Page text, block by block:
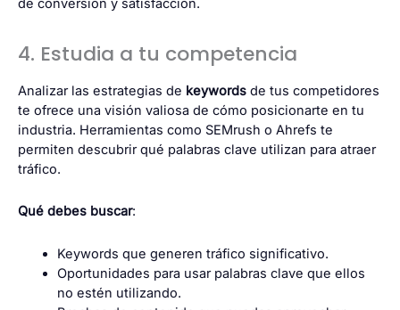
de conversión y satisfacción.
4. Estudia a tu competencia
Analizar las estrategias de keywords de tus competidores
te ofrece una visión valiosa de cómo posicionarte en tu
industria. Herramientas como SEMrush o Ahrefs te
permiten descubrir qué palabras clave utilizan para atraer
tráfico.
Qué debes buscar:
Keywords que generen tráfico significativo.
Oportunidades para usar palabras clave que ellos
no estén utilizando.